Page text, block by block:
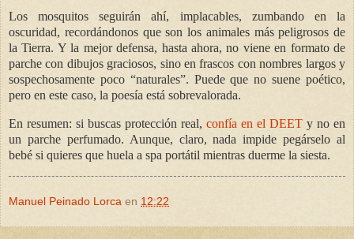
Los mosquitos seguirán ahí, implacables, zumbando en la
oscuridad, recordándonos que son los animales más peligrosos de
la Tierra. Y la mejor defensa, hasta ahora, no viene en formato de
parche con dibujos graciosos, sino en frascos con nombres largos y
sospechosamente poco “naturales”. Puede que no suene poético,
pero en este caso, la poesía está sobrevalorada.
En resumen: si buscas protección real, confía en el DEET y no en
un parche perfumado. Aunque, claro, nada impide pegárselo al
bebé si quieres que huela a spa portátil mientras duerme la siesta.
Manuel Peinado Lorca en 12:22